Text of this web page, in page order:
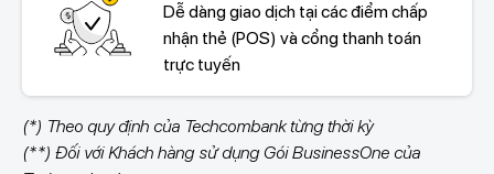
Dễ dàng giao dịch tại các điểm chấp
nhận thẻ (POS) và cổng thanh toán
trực tuyến
(*) Theo quy định của Techcombank từng thời kỳ
(**) Đối với Khách hàng sử dụng Gói BusinessOne của